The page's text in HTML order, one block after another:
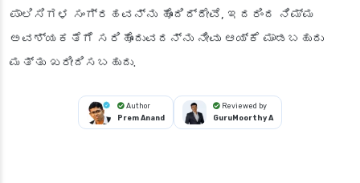
ಪಾಲಿಸಿಗಳ ಸಂಗ್ರಹವನ್ನು ಹೊಂದಿದ್ದೇವೆ, ಇದರಿಂದ ನಿಮ್ಮ
ಅವಶ್ಯಕತೆಗೆ ಸರಿಹೊಂದುವದನ್ನು ನೀವು ಆಯ್ಕೆ ಮಾಡಬಹುದು
ಮತ್ತು ಖರೀದಿಸಬಹುದು.
Author
Prem Anand
Reviewed by
GuruMoorthy A